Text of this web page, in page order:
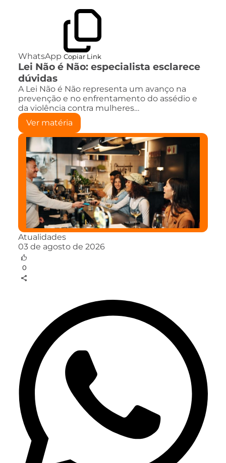
WhatsApp Copiar Link
Lei Não é Não: especialista esclarece
dúvidas
A Lei Não é Não representa um avanço na
prevenção e no enfrentamento do assédio e
da violência contra mulheres…
Ver matéria
Atualidades
03 de agosto de 2026
0